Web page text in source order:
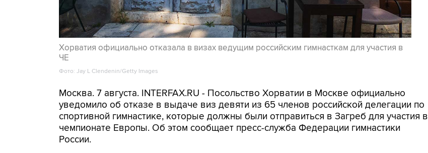
Хорватия официально отказала в визах ведущим российским гимнасткам для участия в
ЧЕ
Фото: Jay L Clendenin/Getty Images
Москва. 7 августа. INTERFAX.RU - Посольство Хорватии в Москве официально
уведомило об отказе в выдаче виз девяти из 65 членов российской делегации по
спортивной гимнастике, которые должны были отправиться в Загреб для участия в
чемпионате Европы. Об этом сообщает пресс-служба Федерации гимнастики
России.